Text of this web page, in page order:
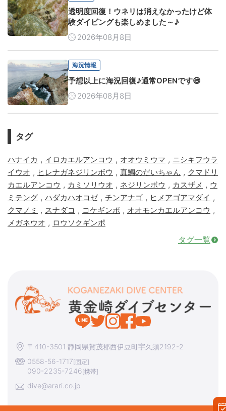
透明度回復！ウネリは消えなかったけど体
験ダイビングも楽しめました～♪
2026年08月8日
海況情報
予想以上に海況回復♪通常OPENです😄
2026年08月8日
タグ
ハナイカ , イロカエルアンコウ , オオウミウマ , ニシキフウラ
イウオ , ヒレナガネジリンボウ , 真鯛のだいちゃん , クマドリ
カエルアンコウ , カミソリウオ , ネジリンボウ , カスザメ , ウ
ミテング , ハダカハオコゼ, チンアナゴ , ヒメアゴアマダイ ,
クマノミ , スナダコ , コケギンポ , オオモンカエルアンコウ ,
メガネウオ , ロウソクギンポ
タグ一覧
〒410-3501 静岡県賀茂郡西伊豆町宇久須2192-2
0558-56-1717[固定]
090-2235-7246[携帯]
dive@arari.co.jp